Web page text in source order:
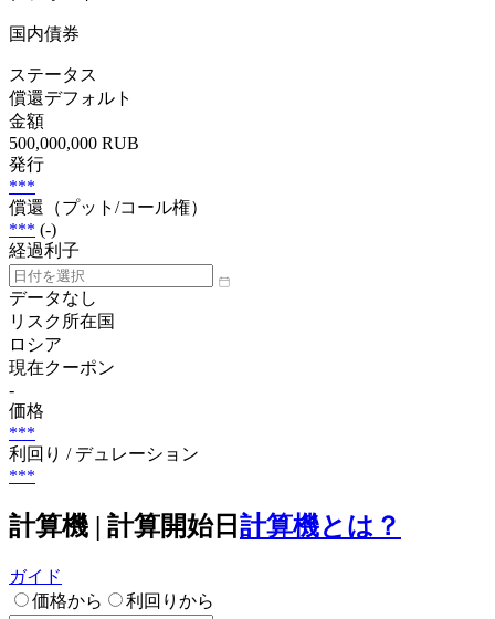
国内債券
ステータス
償還デフォルト
金額
500,000,000 RUB
発行
***
償還（プット/コール権）
*** (-)
経過利子
データなし
リスク所在国
ロシア
現在クーポン
-
価格
***
利回り / デュレーション
***
計算機 | 計算開始日 計算機とは？
ガイド
価格から
利回りから